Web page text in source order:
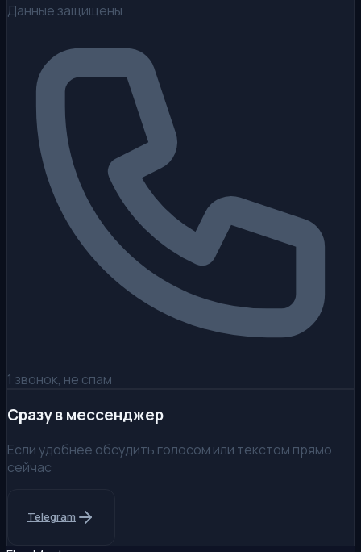
Данные защищены
1 звонок, не спам
Сразу в мессенджер
Если удобнее обсудить голосом или текстом прямо
сейчас
Telegram